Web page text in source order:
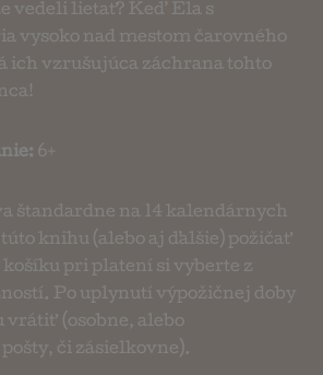
vedeli lietať? Keď Ela s
vysoko nad mestom čarovného
ich vzrušujúca záchrana tohto
6+
štandardne na 14 kalendárnych
knihu (alebo aj ďalšie) požičať
košíku pri platení si vyberte z
Po uplynutí výpožičnej doby
vrátiť (osobne, alebo
či zásielkovne).